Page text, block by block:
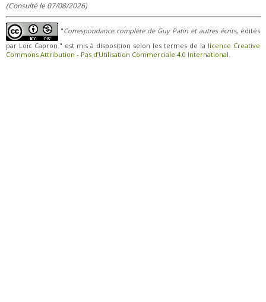
(Consulté le 07/08/2026)
"Correspondance complète de Guy Patin et autres écrits, édités
par Loïc Capron." est mis à disposition selon les termes de la licence Creative
Commons Attribution - Pas d’Utilisation Commerciale 4.0 International.